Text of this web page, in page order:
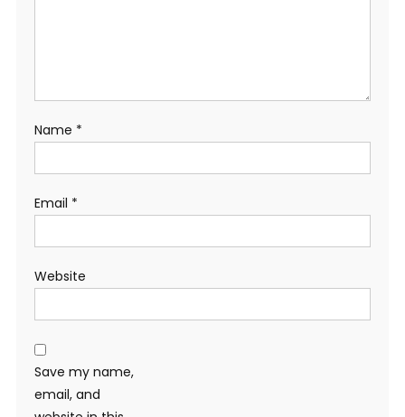
Name *
Email *
Website
Save my name,
email, and